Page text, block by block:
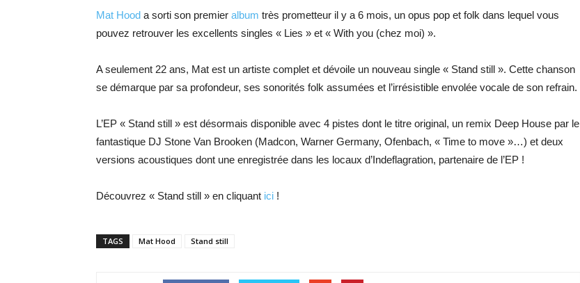
Mat Hood a sorti son premier album très prometteur il y a 6 mois, un opus pop et folk dans lequel vous
pouvez retrouver les excellents singles « Lies » et « With you (chez moi) ».
A seulement 22 ans, Mat est un artiste complet et dévoile un nouveau single « Stand still ». Cette chanson
se démarque par sa profondeur, ses sonorités folk assumées et l’irrésistible envolée vocale de son refrain.
L’EP « Stand still » est désormais disponible avec 4 pistes dont le titre original, un remix Deep House par le
fantastique DJ Stone Van Brooken (Madcon, Warner Germany, Ofenbach, « Time to move »…) et deux
versions acoustiques dont une enregistrée dans les locaux d’Indeflagration, partenaire de l’EP !
Découvrez « Stand still » en cliquant ici !
TAGS Mat Hood Stand still